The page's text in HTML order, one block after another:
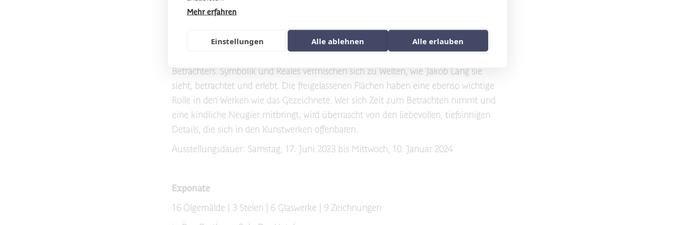
Mehr erfahren
Einstellungen Alle ablehnen Alle erlauben
Jakob Lang versteckt in seinen Werken Informationen, Mehrdeutigkeiten und Formen
Betrachters. Symbolik und Reales vermischen sich zu Welten, wie Jakob Lang sie
sieht, betrachtet und erlebt. Die freigelassenen Flächen haben eine ebenso wichtige
Rolle in den Werken wie das Gezeichnete. Wer sich Zeit zum Betrachten nimmt und
eine kindliche Neugier mitbringt, wird überrascht von den liebevollen, tiefsinnigen
Details, die sich in den Kunstwerken offenbaren.
Ausstellungsdauer: Samstag, 17. Juni 2023 bis Mittwoch, 10. Januar 2024
Exponate
16 Ölgemälde | 3 Stelen | 6 Glaswerke | 9 Zeichnungen